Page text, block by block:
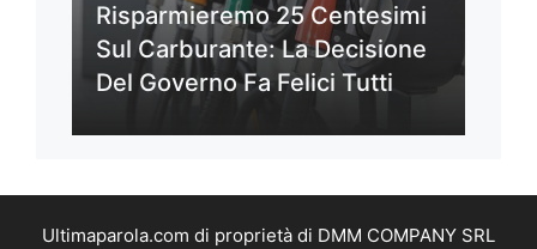
Risparmieremo 25 Centesimi
Sul Carburante: La Decisione
Del Governo Fa Felici Tutti
Ultimaparola.com di proprietà di DMM COMPANY SRL